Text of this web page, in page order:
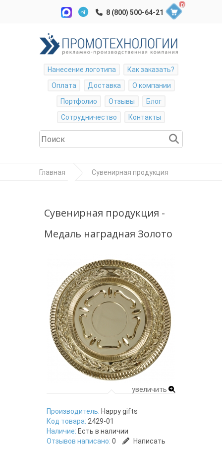
0
Нанесение логотипа
Как заказать?
Оплата
Доставка
О компании
Портфолио
Отзывы
Блог
Сотрудничество
Контакты
Главная Сувенирная продукция
"Золото"
Сувенирная продукция -
Медаль наградная Золото
увеличить
Производитель: Happy gifts
Код товара: 2429-01
Наличие: Есть в наличии
Отзывов написано: 0 Написать